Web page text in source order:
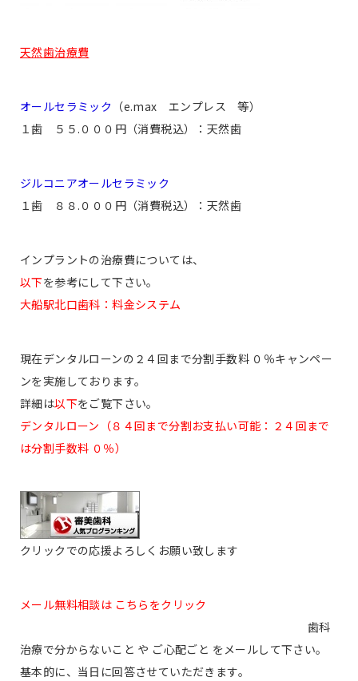
天然歯治療費
オールセラミック （e.max エンプレス 等）
１歯 ５５.０００円（消費税込）：天然歯
ジルコニアオールセラミック
１歯 ８８.０００円（消費税込）：天然歯
インプラントの治療費については、
以下を参考にして下さい。
大船駅北口歯科：料金システム
現在デンタルローンの２４回まで分割手数料 ０％キャンペー
ンを実施しております。
詳細は以下をご覧下さい。
デンタルローン（８４回まで分割お支払い可能：２４回まで
は分割手数料 ０％）
クリックでの応援よろしくお願い致します
メール無料相談は こちらをクリック
歯科
治療で分からないこと や ご心配ごと をメールして下さい。
基本的に、当日に回答させていただきます。